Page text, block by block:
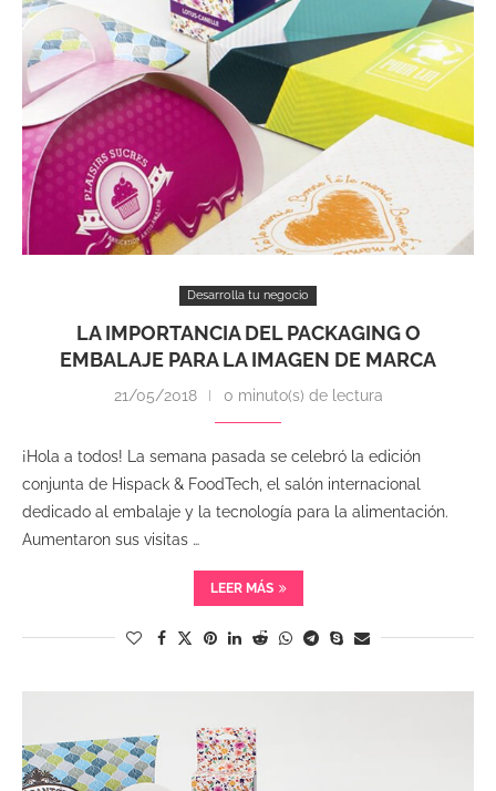
Desarrolla tu negocio
LA IMPORTANCIA DEL PACKAGING O
EMBALAJE PARA LA IMAGEN DE MARCA
21/05/2018 0 minuto(s) de lectura
¡Hola a todos! La semana pasada se celebró la edición
conjunta de Hispack & FoodTech, el salón internacional
dedicado al embalaje y la tecnología para la alimentación.
Aumentaron sus visitas …
LEER MÁS